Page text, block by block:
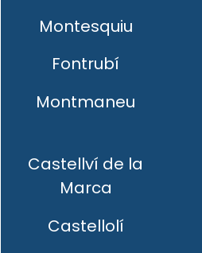
Montesquiu
Fontrubí
Montmaneu
Castellví de la
Marca
Castellolí